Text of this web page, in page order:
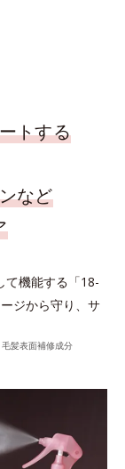
トする
など
て機能する「18-
ジから守り、サ
髪表面補修成分